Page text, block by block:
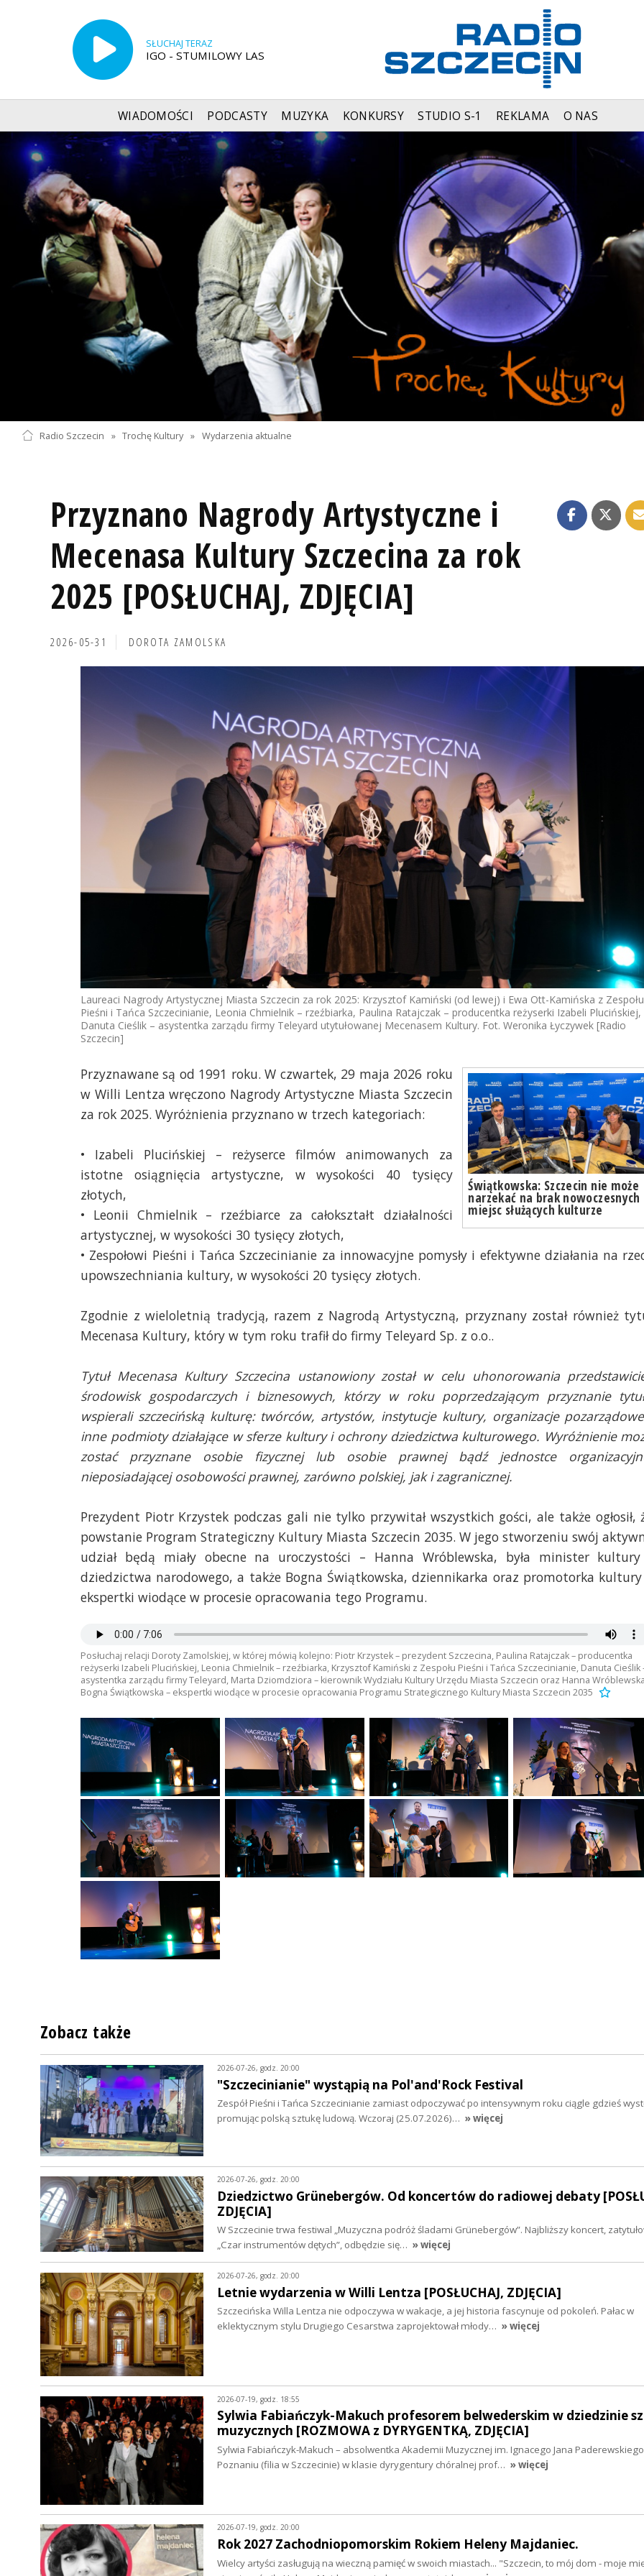
SŁUCHAJ TERAZ
IGO - STUMILOWY LAS
WIADOMOŚCI PODCASTY MUZYKA KONKURSY STUDIO S-1 REKLAMA O NAS
Radio Szczecin » Trochę Kultury » Wydarzenia aktualne
Przyznano Nagrody Artystyczne i
Mecenasa Kultury Szczecina za rok
2025 [POSŁUCHAJ, ZDJĘCIA]
2026-05-31 DOROTA ZAMOLSKA
Laureaci Nagrody Artystycznej Miasta Szczecin za rok 2025: Krzysztof Kamiński (od lewej) i Ewa Ott-Kamińska z Zespołu
Pieśni i Tańca Szczecinianie, Leonia Chmielnik – rzeźbiarka, Paulina Ratajczak – producentka reżyserki Izabeli Plucińskiej,
Danuta Cieślik – asystentka zarządu firmy Teleyard utytułowanej Mecenasem Kultury. Fot. Weronika Łyczywek [Radio
Szczecin]
Świątkowska: Szczecin nie może
narzekać na brak nowoczesnych
miejsc służących kulturze
Przyznawane są od 1991 roku. W czwartek, 29 maja 2026 roku
w Willi Lentza wręczono Nagrody Artystyczne Miasta Szczecin
za rok 2025. Wyróżnienia przyznano w trzech kategoriach:
• Izabeli Plucińskiej – reżyserce filmów animowanych za
istotne osiągnięcia artystyczne, w wysokości 40 tysięcy
złotych,
• Leonii Chmielnik – rzeźbiarce za całokształt działalności
artystycznej, w wysokości 30 tysięcy złotych,
• Zespołowi Pieśni i Tańca Szczecinianie za innowacyjne pomysły i efektywne działania na
upowszechniania kultury, w wysokości 20 tysięcy złotych.
Zgodnie z wieloletnią tradycją, razem z Nagrodą Artystyczną, przyznany został również
Mecenasa Kultury, który w tym roku trafił do firmy Teleyard Sp. z o.o..
Tytuł Mecenasa Kultury Szczecina ustanowiony został w celu uhonorowania
środowisk gospodarczych i biznesowych, którzy w roku poprzedzającym przyznanie
wspierali szczecińską kulturę: twórców, artystów, instytucje kultury, organizacje
inne podmioty działające w sferze kultury i ochrony dziedzictwa kulturowego. Wyróżnienie
zostać przyznane osobie fizycznej lub osobie prawnej bądź jednostce
nieposiadającej osobowości prawnej, zarówno polskiej, jak i zagranicznej.
Prezydent Piotr Krzystek podczas gali nie tylko przywitał wszystkich gości, ale także ogłosił,
powstanie Program Strategiczny Kultury Miasta Szczecin 2035. W jego stworzeniu swój
udział będą miały obecne na uroczystości – Hanna Wróblewska, była minister
dziedzictwa narodowego, a także Bogna Świątkowska, dziennikarka oraz promotorka
ekspertki wiodące w procesie opracowania tego Programu.
Posłuchaj relacji Doroty Zamolskiej, w której mówią kolejno: Piotr Krzystek – prezydent Szczecina, Paulina Ratajczak – producentka
reżyserki Izabeli Plucińskiej, Leonia Chmielnik – rzeźbiarka, Krzysztof Kamiński z Zespołu Pieśni i Tańca Szczecinianie, Danuta Cieślik
asystentka zarządu firmy Teleyard, Marta Dziomdziora – kierownik Wydziału Kultury Urzędu Miasta Szczecin oraz Hanna
Bogna Świątkowska – ekspertki wiodące w procesie opracowania Programu Strategicznego Kultury Miasta Szczecin 2035
Zobacz także
2026-07-26, godz. 20:00
"Szczecinianie" wystąpią na Pol'and'Rock Festival
Zespół Pieśni i Tańca Szczecinianie zamiast odpoczywać po intensywnym roku ciągle gdzieś
promując polską sztukę ludową. Wczoraj (25.07.2026)… » więcej
2026-07-26, godz. 20:00
Dziedzictwo Grünebergów. Od koncertów do radiowej debaty
ZDJĘCIA]
W Szczecinie trwa festiwal „Muzyczna podróż śladami Grünebergów”. Najbliższy koncert,
„Czar instrumentów dętych”, odbędzie się… » więcej
2026-07-26, godz. 20:00
Letnie wydarzenia w Willi Lentza [POSŁUCHAJ, ZDJĘCIA]
Szczecińska Willa Lentza nie odpoczywa w wakacje, a jej historia fascynuje od pokoleń. Pałac w
eklektycznym stylu Drugiego Cesarstwa zaprojektował młody… » więcej
2026-07-19, godz. 18:55
Sylwia Fabiańczyk-Makuch profesorem belwederskim w dziedzinie
muzycznych [ROZMOWA z DYRYGENTKĄ, ZDJĘCIA]
Sylwia Fabiańczyk-Makuch – absolwentka Akademii Muzycznej im. Ignacego Jana
Poznaniu (filia w Szczecinie) w klasie dyrygentury chóralnej prof… » więcej
2026-07-19, godz. 20:00
Rok 2027 Zachodniopomorskim Rokiem Heleny Majdaniec.
Wielcy artyści zasługują na wieczną pamięć w swoich miastach... "Szczecin, to mój dom - moje